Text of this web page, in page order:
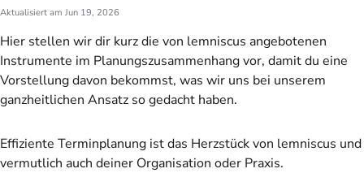
Aktualisiert am Jun 19, 2026
Hier stellen wir dir kurz die von lemniscus angebotenen
Instrumente im Planungszusammenhang vor, damit du eine
Vorstellung davon bekommst, was wir uns bei unserem
ganzheitlichen Ansatz so gedacht haben.
Effiziente Terminplanung ist das Herzstück von lemniscus und
vermutlich auch deiner Organisation oder Praxis.